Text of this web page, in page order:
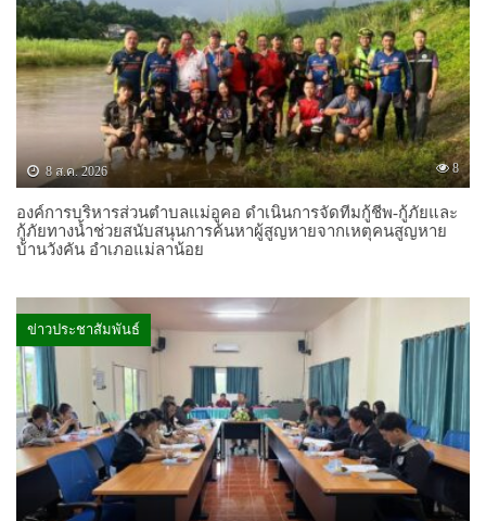
8 ส.ค. 2026 8
องค์การบริหารส่วนตำบลแม่อูคอ ดำเนินการจัดทีมกู้ชีพ-กู้ภัยและ
กู้ภัยทางน้ำช่วยสนับสนุนการค้นหาผู้สูญหายจากเหตุคนสูญหาย
บ้านวังคัน อำเภอแม่ลาน้อย
ข่าวประชาสัมพันธ์